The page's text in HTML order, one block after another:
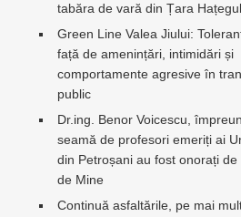
tabăra de vară din Țara
Green Line Valea Jiului:
față de amenințări, intimidări și
comportamente agresive în
public
Dr.ing. Benor Voicescu,
seamă de profesori emeriți ai
din Petroșani au fost onorați de
de Mine
Continuă asfaltările, pe mai